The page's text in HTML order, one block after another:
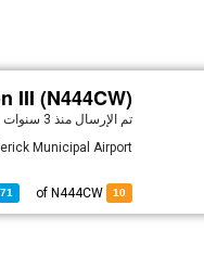
III (N444CW)
تم الإرسال منذ 3 سنوات
Municipal Airport
10